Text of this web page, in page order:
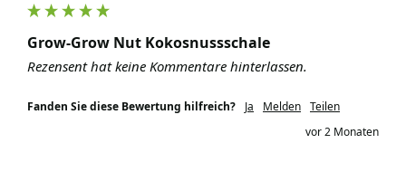
Grow-Grow Nut Kokosnussschale
Rezensent hat keine Kommentare hinterlassen.
Fanden Sie diese Bewertung hilfreich? Ja Melden Teilen
vor 2 Monaten